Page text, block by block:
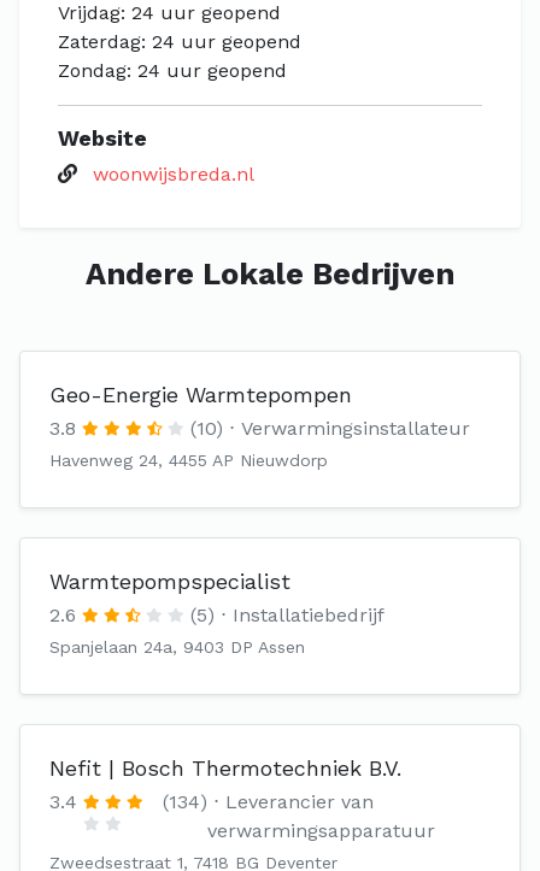
Vrijdag: 24 uur geopend
Zaterdag: 24 uur geopend
Zondag: 24 uur geopend
Website
woonwijsbreda.nl
Andere Lokale Bedrijven
Geo-Energie Warmtepompen
3.8 (10) Verwarmingsinstallateur
Havenweg 24, 4455 AP Nieuwdorp
Warmtepompspecialist
2.6 (5) Installatiebedrijf
Spanjelaan 24a, 9403 DP Assen
Nefit | Bosch Thermotechniek B.V.
3.4 (134)
Leverancier van
verwarmingsapparatuur
Zweedsestraat 1, 7418 BG Deventer